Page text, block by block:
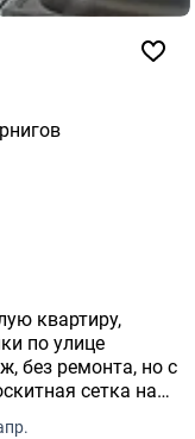
квартиру,
по улице
без ремонта, но с
сетка на
двери.